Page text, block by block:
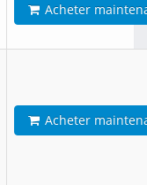
Acheter
Acheter